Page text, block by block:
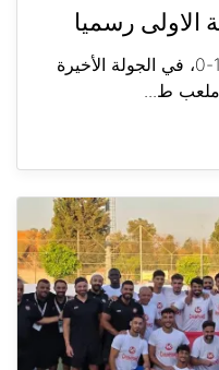
الاولى رسميا
فوز طرابلس على السلام زغرتا 1-0، في الجولة الأخيرة
ملعب ط...